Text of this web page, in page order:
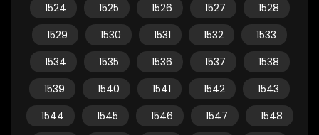
1524
1525 1526 1527
1528
1529
1530 1531 1532
1533
1534
1535 1536 1537
1538
1539
1540 1541 1542
1543
1544
1545 1546 1547
1548